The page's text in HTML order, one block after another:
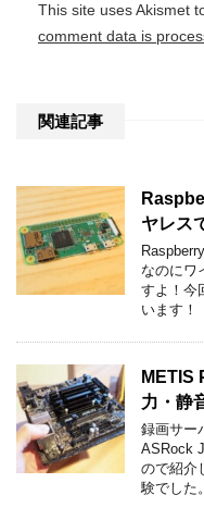
This site uses Akismet
comment data is
関連記事
ヤレス
なのにワ
すよ！今
います！
METIS
力・静
録画サー
ASRock
ので紹介
験でした。